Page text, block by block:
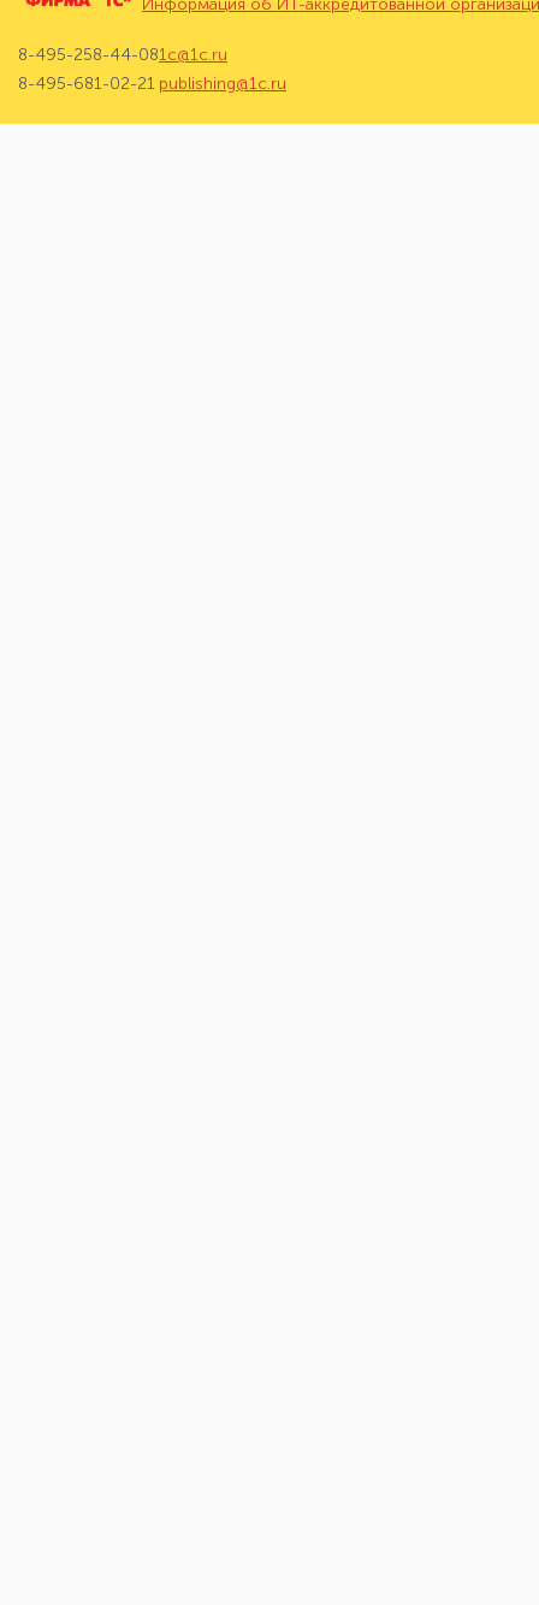
Информация об ИТ-аккредитованной
8-495-258-44-08
8-495-681-02-21
1c@1c.ru
publishing@1c.ru